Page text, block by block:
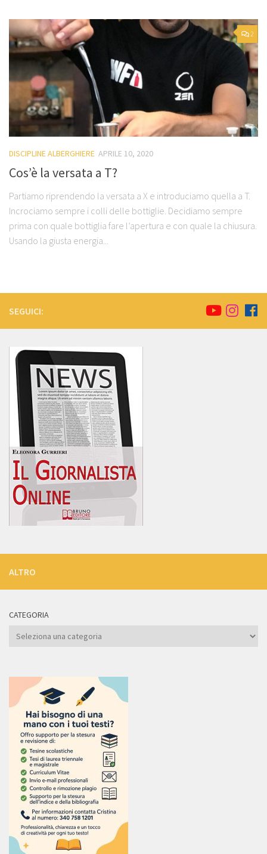
2
DISCIPLINE ALBERGHIERE APRILE 10, 2020
Cos’è la versata a T?
Partiamo riprendendo la versata a X e introduciamo quella a T.
Incrociamo sempre i colli delle bottiglie. Decidiamo sempre
prima con quale bottiglia fare l’apertura e con quale la chiusura.
Usando la giusta energia...
SEGUICI:
ALTRO
CATEGORIA
Categoria